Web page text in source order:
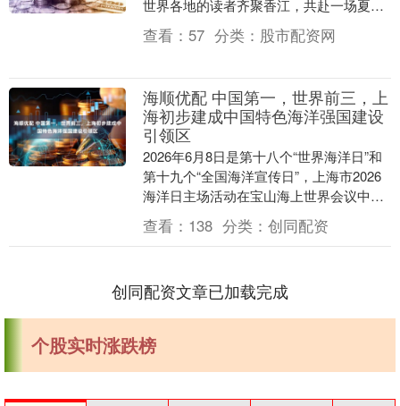
世界各地的读者齐聚香江，共赴一场夏日
文化盛事。 近日，由香港贸易发展局（简
称“香港贸....
查看： 57 分类： 股市配资网
海顺优配 中国第一，世界前三，上
海初步建成中国特色海洋强国建设
引领区
2026年6月8日是第十八个“世界海洋日”和
第十九个“全国海洋宣传日”，上海市2026
海洋日主场活动在宝山海上世界会议中心
举行。现场发布的《上海现代海洋城市发
展....
查看： 138 分类： 创同配资
创同配资文章已加载完成
个股实时涨跌榜